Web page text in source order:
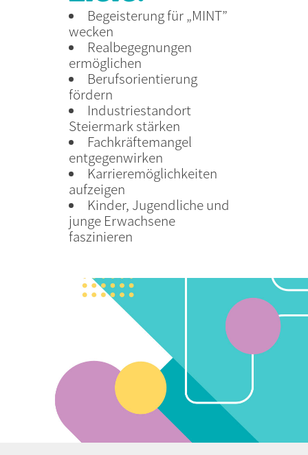
Begeisterung für „MINT”
wecken
Realbegegnungen
ermöglichen
Berufsorientierung
fördern
Industriestandort
Steiermark stärken
Fachkräftemangel
entgegenwirken
Karrieremöglichkeiten
aufzeigen
Kinder, Jugendliche und
junge Erwachsene
faszinieren